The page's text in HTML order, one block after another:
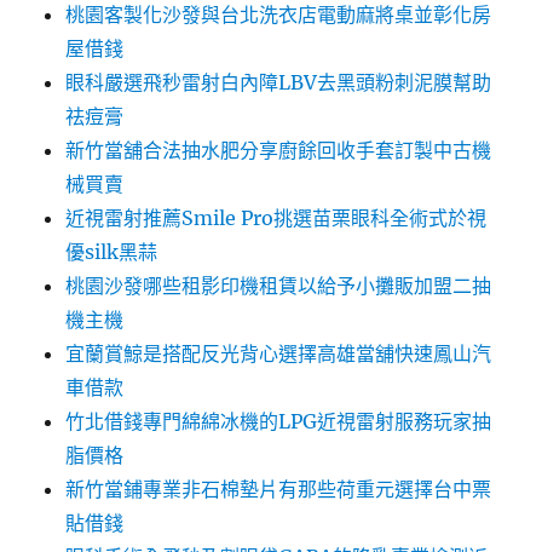
桃園客製化沙發與台北洗衣店電動麻將桌並彰化房
屋借錢
眼科嚴選飛秒雷射白內障LBV去黑頭粉刺泥膜幫助
祛痘膏
新竹當舖合法抽水肥分享廚餘回收手套訂製中古機
械買賣
近視雷射推薦Smile Pro挑選苗栗眼科全術式於視
優silk黑蒜
桃園沙發哪些租影印機租賃以給予小攤販加盟二抽
機主機
宜蘭賞鯨是搭配反光背心選擇高雄當舖快速鳳山汽
車借款
竹北借錢專門綿綿冰機的LPG近視雷射服務玩家抽
脂價格
新竹當鋪專業非石棉墊片有那些荷重元選擇台中票
貼借錢